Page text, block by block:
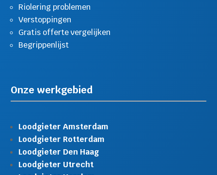
Riolering problemen
Verstoppingen
Gratis offerte vergelijken
Begrippenlijst
Onze werkgebied
Loodgieter Amsterdam
Loodgieter Rotterdam
Loodgieter Den Haag
Loodgieter Utrecht